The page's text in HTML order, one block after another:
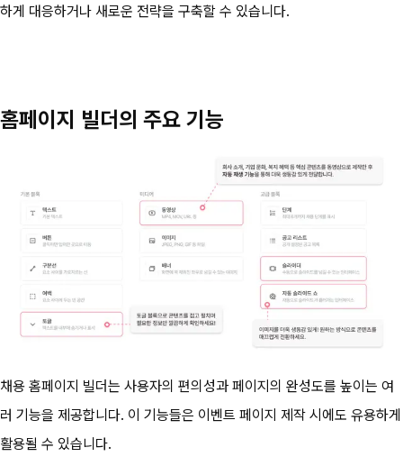
하게 대응하거나 새로운 전략을 구축할 수 있습니다.
홈페이지 빌더의 주요 기능
채용 홈페이지 빌더는 사용자의 편의성과 페이지의 완성도를 높이는 여
러 기능을 제공합니다. 이 기능들은 이벤트 페이지 제작 시에도 유용하게
활용될 수 있습니다.